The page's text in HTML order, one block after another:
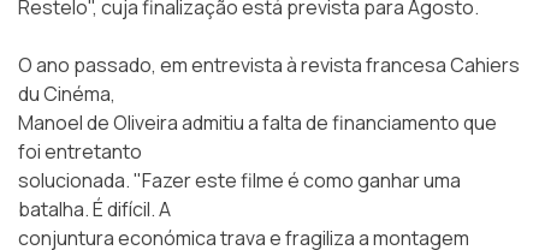
Restelo", cuja finalização está prevista para Agosto.
O ano passado, em entrevista à revista francesa Cahiers
du Cinéma,
Manoel de Oliveira admitiu a falta de financiamento que
foi entretanto
solucionada. "Fazer este filme é como ganhar uma
batalha. É difícil. A
conjuntura económica trava e fragiliza a montagem